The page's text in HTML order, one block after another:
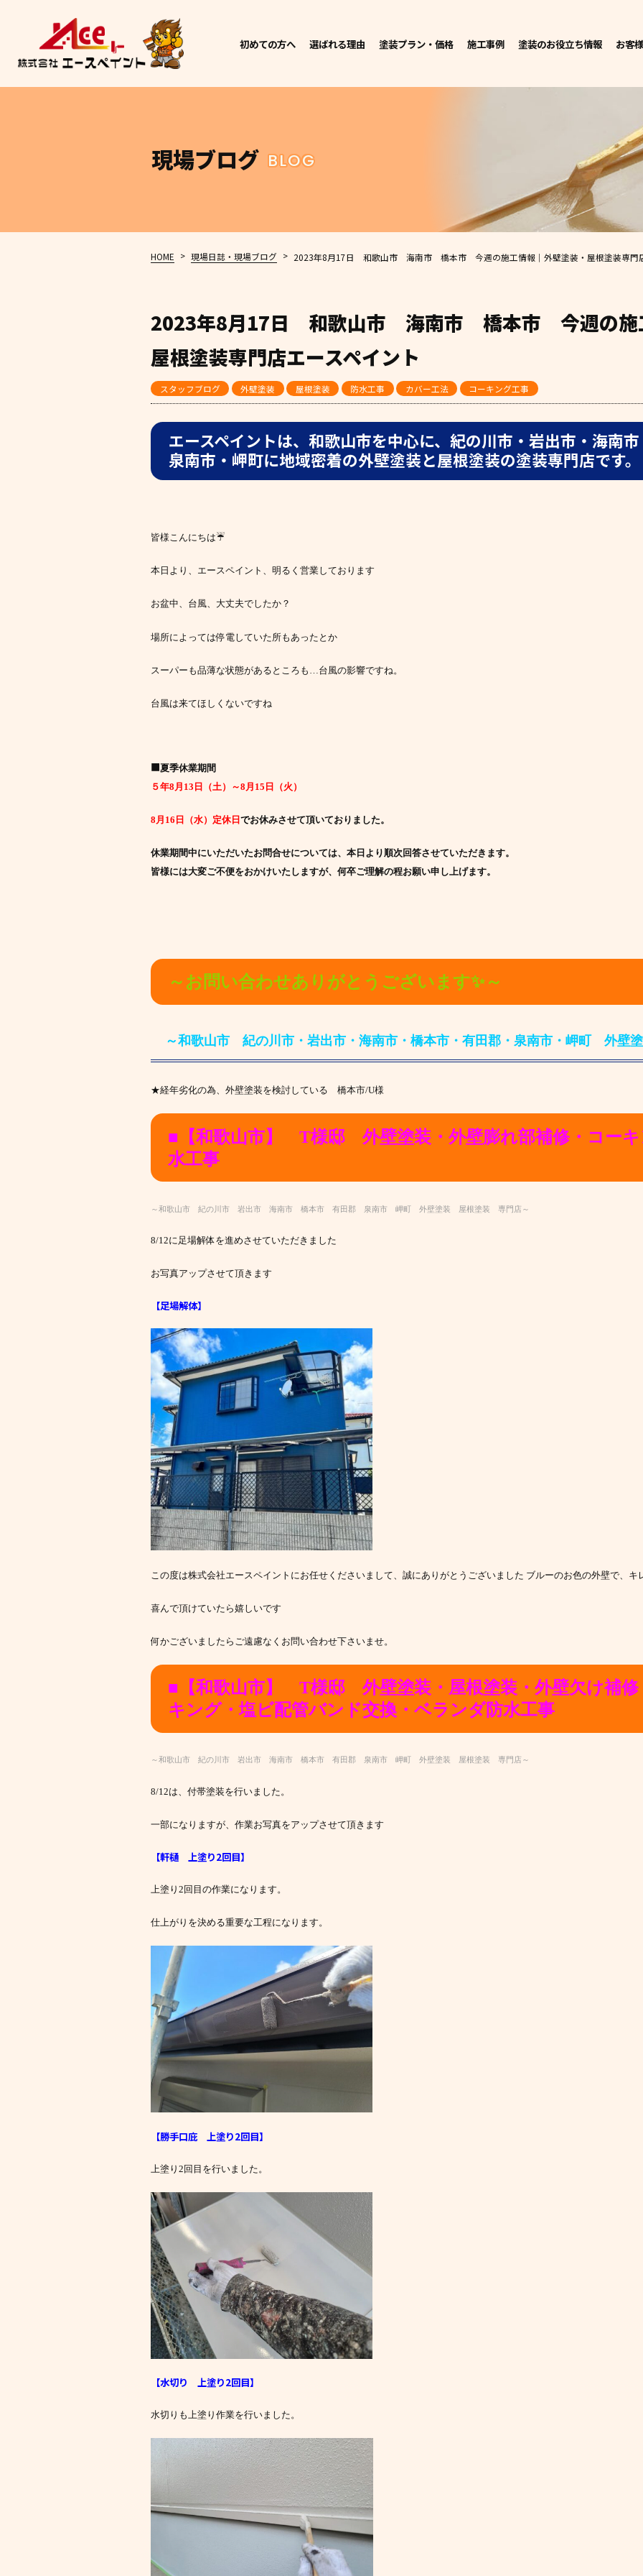
初めての方へ 選ばれる理由 塗装プラン・価格 施工事例 塗装のお役立ち情報 お客
現場ブログ BLOG
HOME > 現場日誌・現場ブログ > 2023年8月17日 和歌山市 海南市 橋本市 今週の施工情報｜外壁塗装・屋根塗装専門
2023年8月17日 和歌山市 海南市 橋本市 今週の施
屋根塗装専門店エースペイント
スタッフブログ 外壁塗装 屋根塗装 防水工事 カバー工法 コーキング工事
エースペイントは、和歌山市を中心に、紀の川市・岩出市・海南
泉南市・岬町に地域密着の外壁塗装と屋根塗装の塗装専門店です。
皆様こんにちは☔
本日より、エースペイント、明るく営業しております
お盆中、台風、大丈夫でしたか？
場所によっては停電していた所もあったとか
スーパーも品薄な状態があるところも…台風の影響ですね。
台風は来てほしくないですね
■夏季休業期間
５年8月13日（土）～8月15日（火）
8月16日（水）定休日 でお休みさせて頂いておりました。
休業期間中にいただいたお問合せについては、本日より順次回答させていただきます。
皆様には大変ご不便をおかけいたしますが、何卒ご理解の程お願い申し上げます。
～お問い合わせありがとうございます✨～
～和歌山市 紀の川市・岩出市・海南市・橋本市・有田郡・泉南市・岬町 外
★経年劣化の為、外壁塗装を検討している 橋本市/U様
■【和歌山市】 T様邸 外壁塗装・外壁膨れ部補修・コー
水工事
～和歌山市 紀の川市 岩出市 海南市 橋本市 有田郡 泉南市 岬町 外壁塗装 屋根塗装 専門店～
8/12に足場解体を進めさせていただきました
お写真アップさせて頂きます
【足場解体】
この度は株式会社エースペイントにお任せくださいまして、誠にありがとうございました ブルーのお色の外壁で、キ
喜んで頂けていたら嬉しいです
何かございましたらご遠慮なくお問い合わせ下さいませ。
■【和歌山市】 T様邸 外壁塗装・屋根塗装・外壁欠け補修
キング・塩ビ配管バンド交換・ベランダ防水工事
～和歌山市 紀の川市 岩出市 海南市 橋本市 有田郡 泉南市 岬町 外壁塗装 屋根塗装 専門店～
8/12は、付帯塗装を行いました。
一部になりますが、作業お写真をアップさせて頂きます
【軒樋 上塗り2回目】
上塗り2回目の作業になります。
仕上がりを決める重要な工程になります。
【勝手口庇 上塗り2回目】
上塗り2回目を行いました。
【水切り 上塗り2回目】
水切りも上塗り作業を行いました。